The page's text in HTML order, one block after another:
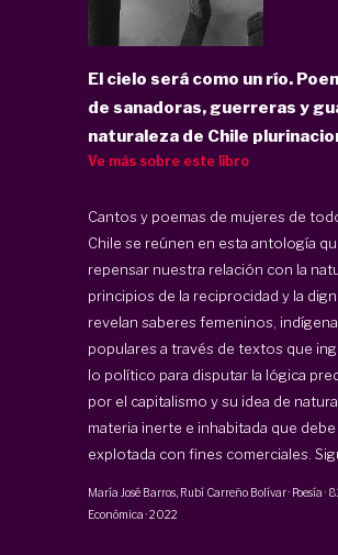
El cielo será como un río.
de sanadoras, guerreras y
naturaleza de Chile
Ve más sobre este libro
Cantos y poemas de mujeres de
Chile se reúnen en esta antología
repensar nuestra relación con la
principios de la reciprocidad y la
revelan saberes femeninos,
populares a través de textos que
lo político para disputar la lógica
por el capitalismo y su idea de
materia inerte e inhabitada que
explotada con fines comerciales.
María José Barros, Rubí Carreño Bolívar· Poesía ·
Económica ·2022